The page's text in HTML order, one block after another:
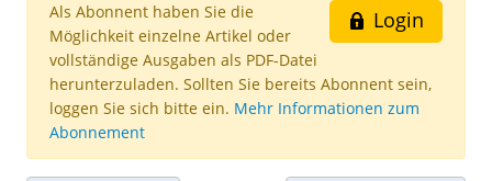
Login
Als Abonnent haben Sie die
Möglichkeit einzelne Artikel oder
vollständige Ausgaben als PDF-Datei
herunterzuladen. Sollten Sie bereits Abonnent sein,
loggen Sie sich bitte ein. Mehr Informationen zum
Abonnement